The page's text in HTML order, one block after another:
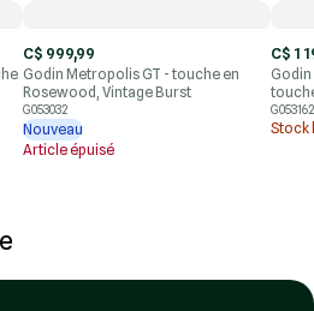
C$ 999,99
Godin Metropolis GT - touche en
Rosewood, Vintage Burst
G053032
Nouveau
Article épuisé
C$ 1
Godin
G053162
Stock